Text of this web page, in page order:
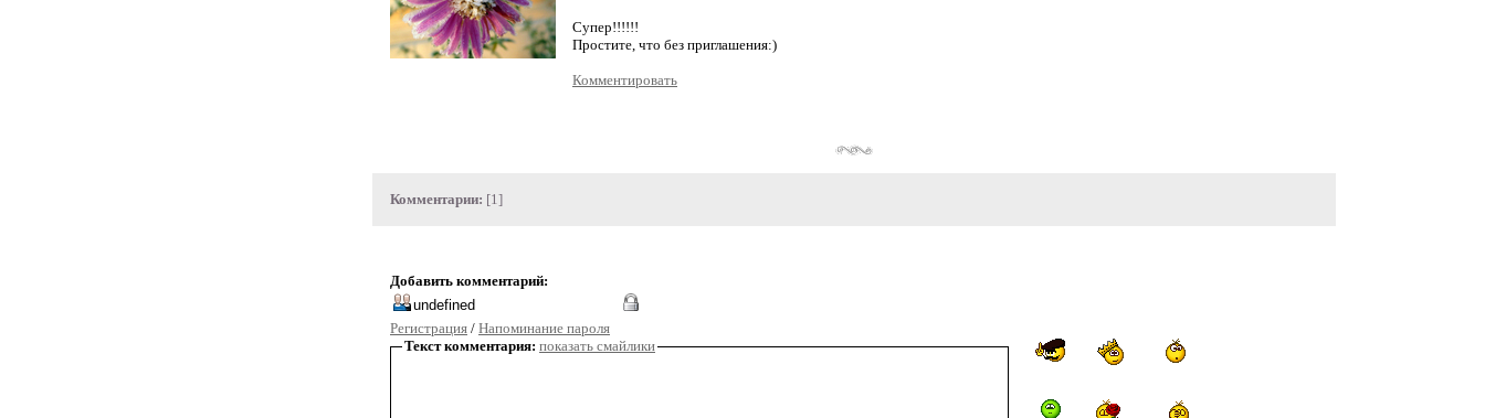
Супер!!!!!!
Простите, что без приглашения:)
Комментировать
Комментарии: [1]
Добавить комментарий:
Регистрация / Напоминание пароля
Текст комментария: показать смайлики